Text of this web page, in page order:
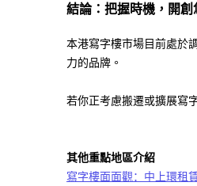
結論：把握時機，開創
本港寫字樓市場目前處於
力的品牌。
若你正考慮搬遷或擴展寫
其他重點地區介紹
寫字樓面面觀：中上環租